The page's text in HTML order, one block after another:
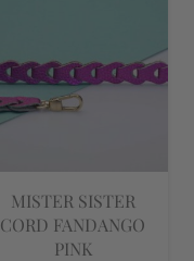
MISTER SISTER
CORD FANDANGO
PINK